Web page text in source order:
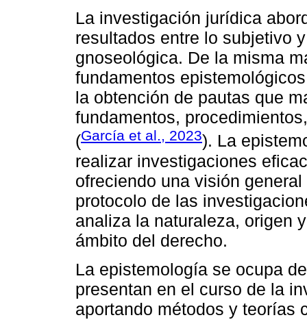
La investigación jurídica
resultados entre lo subjetivo
gnoseológica. De la misma
fundamentos
la obtención de pautas que
fundamentos,
(García et al., 2023). La
realizar investigaciones
ofreciendo una visión
protocolo de las
analiza la naturaleza, origen
ámbito del derecho.
La epistemología se ocupa
presentan en el curso de la
aportando métodos y teorías